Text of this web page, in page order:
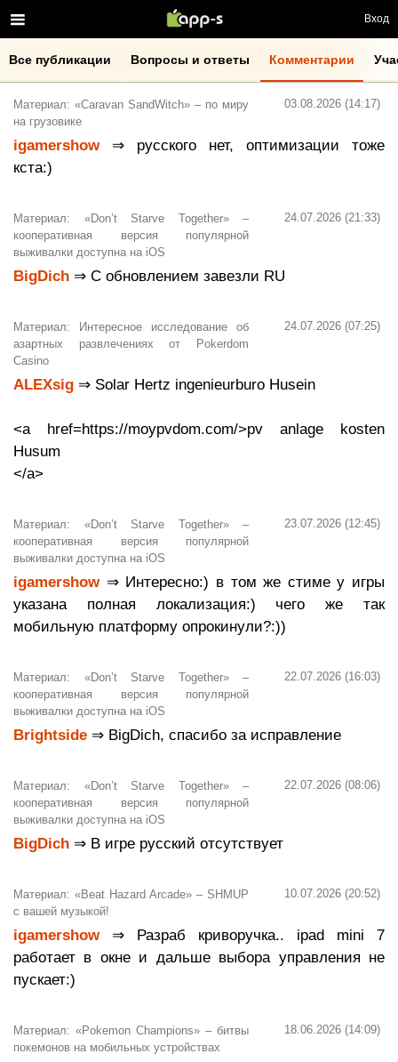
Вход
Все публикации Вопросы и ответы Комментарии
03.08.2026 (14:17)
Материал: «Caravan SandWitch» – по миру
на грузовике
igamershow⇒ русского нет, оптимизации тоже
кста:)
24.07.2026 (21:33)
Материал: «Don’t Starve Together» –
кооперативная версия популярной
выживалки доступна на iOS
BigDich ⇒ С обновлением завезли RU
24.07.2026 (07:25)
Материал: Интересное исследование об
азартных развлечениях от Pokerdom
Casino
ALEXsig ⇒ Solar Hertz ingenieurburo Husein
<a href=https://moypvdom.com/>pv anlage kosten
Husum
</a>
23.07.2026 (12:45)
Материал: «Don’t Starve Together» –
кооперативная версия популярной
выживалки доступна на iOS
igamershow⇒ Интересно:) в том же стиме у игры
указана полная локализация:) чего же так
мобильную платформу опрокинули?:))
22.07.2026 (16:03)
Материал: «Don’t Starve Together» –
кооперативная версия популярной
выживалки доступна на iOS
Brightside ⇒ BigDich, спасибо за исправление
22.07.2026 (08:06)
Материал: «Don’t Starve Together» –
кооперативная версия популярной
выживалки доступна на iOS
BigDich ⇒ В игре русский отсутствует
10.07.2026 (20:52)
Материал: «Beat Hazard Arcade» – SHMUP
с вашей музыкой!
igamershow⇒ Разраб криворучка.. ipad mini 7
работает в окне и дальше выбора управления не
пускает:)
18.06.2026 (14:09)
Материал: «Pokemon Champions» – битвы
покемонов на мобильных устройствах